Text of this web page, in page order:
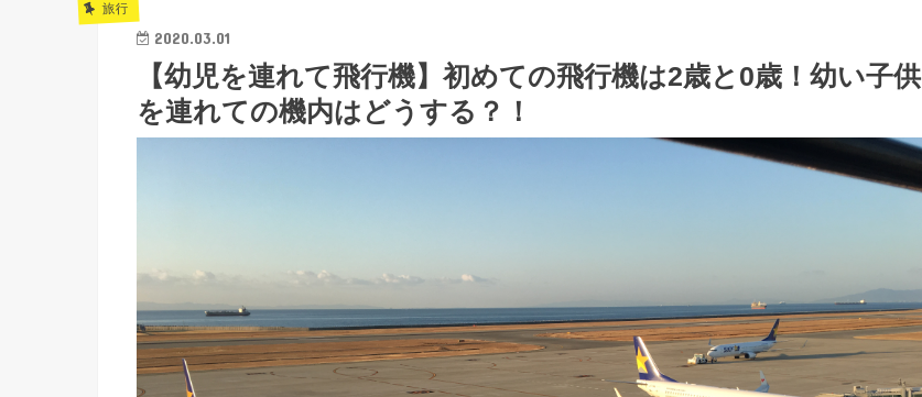
旅行
2020.03.01
【幼児を連れて飛行機】初めての飛行機は2歳と0歳！幼い子供
を連れての機内はどうする？！